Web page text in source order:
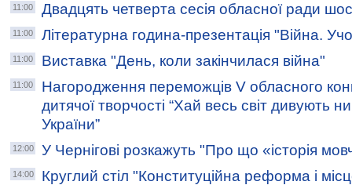
11:00 Двадцять четверта сесія обласної ради
11:00 Літературна година-презентація "Війна.
11:00 Виставка "День, коли закінчилася війна"
11:00
Нагородження переможців V обласного
дитячої творчості “Хай весь світ дивують
України”
12:00 У Чернігові розкажуть "Про що «історія
14:00
Круглий стіл "Конституційна реформа і